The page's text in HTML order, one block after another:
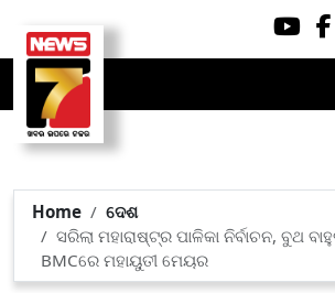
Home
ଦେଶ
ସରିଲା ମହାରାଷ୍ଟ୍ର ପାଳିକା ନିର୍ବାଚନ, ବୁଥ
BMCରେ ମହାୟୁତୀ ମେୟର